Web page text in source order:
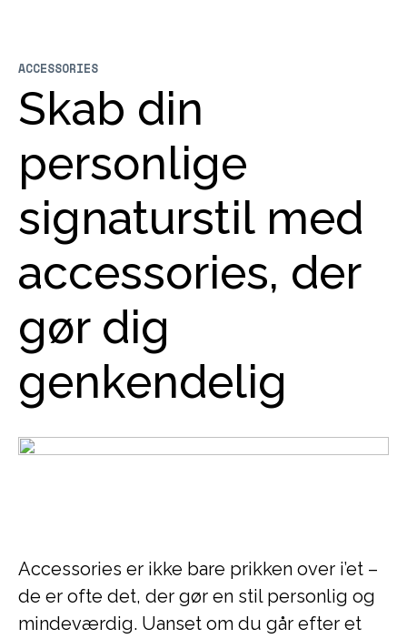
Skab din
personlige
signaturstil med
accessories, der
gør dig
genkendelig
ACCESSORIES
Accessories er ikke bare prikken over i’et –
de er ofte det, der gør en stil personlig og
mindeværdig. Uanset om du går efter et